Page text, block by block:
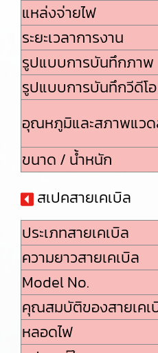
แหล่งจ่ายไฟ
ระยะเวลาการงาน
รูปแบบการบันทึกภาพ
รูปแบบการบันทึกวีดีโอ
อุณหภูมิและสภาพแวด
ขนาด / น้ำหนัก
สเปคสายเคเบิล
ประเภทสายเคเบิล
ความยาวสายเคเบิล
Model No.
คุณสมบัติของสายเคเ
หลอดไฟ